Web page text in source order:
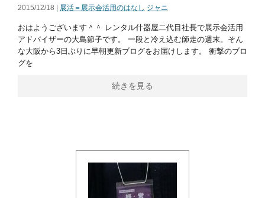
2015/12/18 | 展活＝展示会活用のはなし ジャニ
おはようございます＾＾ レンタル什器屋二代目社長で展示会活用
アドバイザーの大島節子です。 一段と冷え込む師走の週末。そん
な大阪から3日ぶりに早朝更新ブログをお届けします。 衝撃のブロ
グを
続きを見る